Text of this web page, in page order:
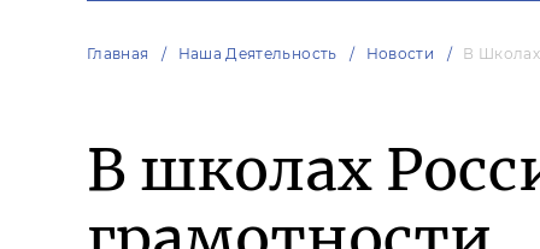
Главная Наша Деятельность Новости В
В школах